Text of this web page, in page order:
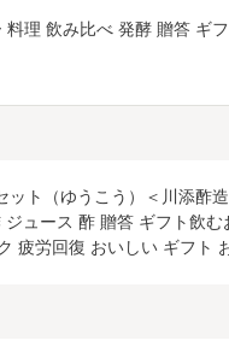
理 飲み比べ 発酵 贈答 ギ
ット（ゆうこう）＜川添酢
ュース 酢 贈答 ギフト飲
疲労回復 おいしい ギフト